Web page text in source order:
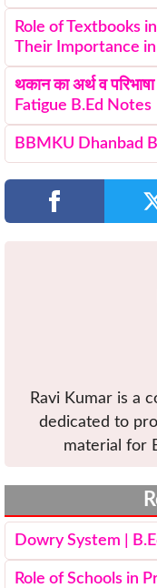
Role of Textbooks
Their Importance
थकान का अर्थ व
Fatigue B.Ed Notes
BBMKU Dhanbad
Ravi Kumar is a
dedicated to
material for
Dowry System |
Role of Schools in